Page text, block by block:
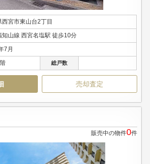
西宮市東山台2丁目
知山線 西宮名塩駅 徒歩10分
7月
総戸数
売却査定
販売中の物件0件